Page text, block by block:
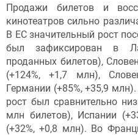
Продажи билетов и
кинотеатров сильно
В ЕС значительный рост
был зафиксирован в
проданных билетов),
(+124%, +1,7 млн),
Германии (+85%, +35,9
рост был сравнительно
млн билетов), Испании
(+32%, +0,8 млн). Во